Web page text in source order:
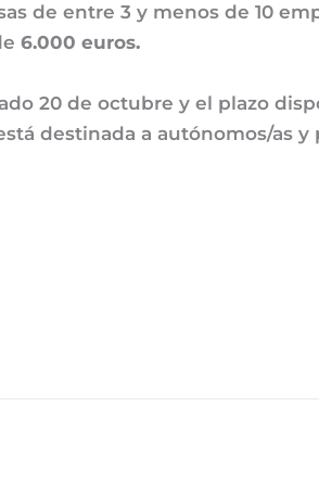
de entre 3 y menos de 10
6.000 euros.
20 de octubre y el plazo
destinada a autónomos/as